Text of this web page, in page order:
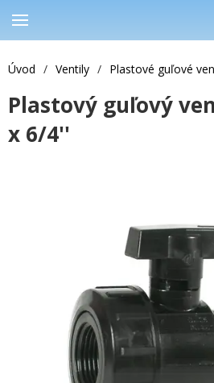
Úvod / Ventily / Plastové guľové
Plastový guľový
x 6/4''